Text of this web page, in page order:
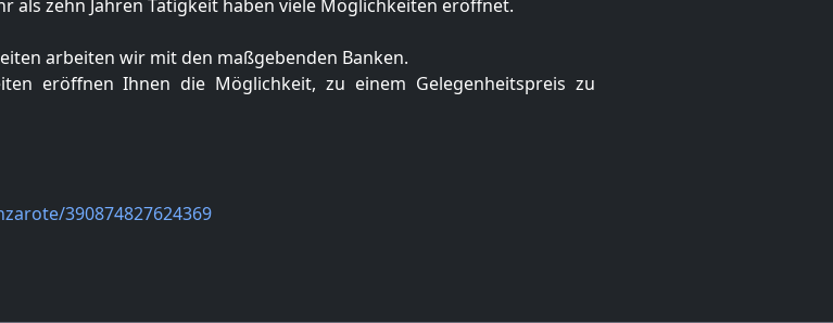
als zehn Jahren Tätigkeit haben viele Möglichkeiten eröffnet.
arbeiten wir mit den maßgebenden Banken.
eröffnen Ihnen die Möglichkeit, zu einem Gelegenheitspreis zu
390874827624369